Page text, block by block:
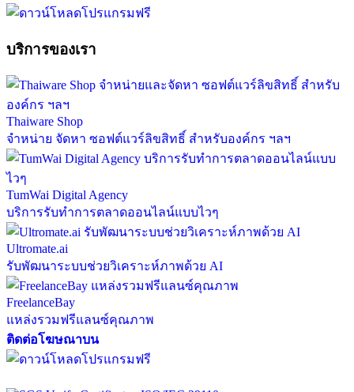
บริการของเรา
Thaiware Shop
จำหน่าย จัดหา ซอฟต์แวร์ลิขสิทธิ์ สำหรับองค์กร ฯลฯ
TumWai Digital Agency
บริการรับทำการตลาดออนไลน์แบบไวๆ
Ultromate.ai
รับพัฒนาระบบช่วยวิเคราะห์ภาพด้วย AI
FreelanceBay
แหล่งรวมฟรีแลนซ์คุณภาพ
ติดต่อโฆษณาบน